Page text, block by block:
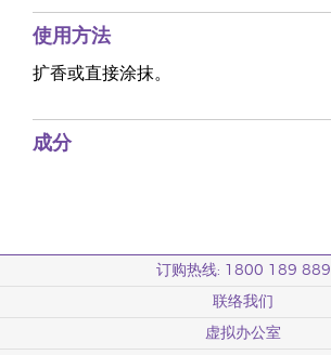
使用方法
扩香或直接涂抹。
成分
订购热线: 1800 189 889
联络我们
虚拟办公室